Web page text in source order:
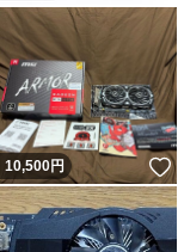
10,500円